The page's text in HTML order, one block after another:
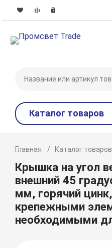
Каталог товаров
Главная Каталог товаров
Крышка на угол
внешний 45
мм, горячий
крепежными
необходимыми